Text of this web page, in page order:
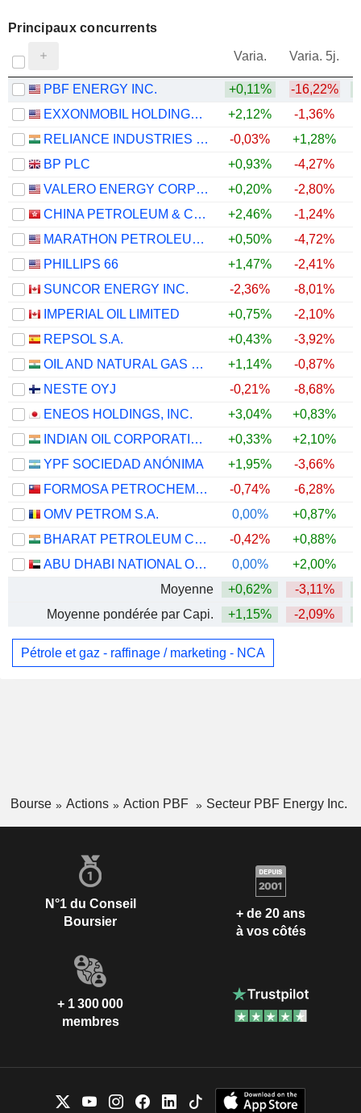
Principaux concurrents
Varia. Varia. 5j.
PBF ENERGY INC.
+0,11% -16,22%
EXXONMOBIL HOLDINGS CORPORATION
+2,12% -1,36%
RELIANCE INDUSTRIES LTD
-0,03% +1,28%
BP PLC
+0,93% -4,27%
VALERO ENERGY CORPORATION
+0,20% -2,80%
CHINA PETROLEUM & CHEMICAL CORPORATION
+2,46% -1,24%
MARATHON PETROLEUM CORPORATION
+0,50% -4,72%
PHILLIPS 66
+1,47% -2,41%
SUNCOR ENERGY INC.
-2,36% -8,01%
IMPERIAL OIL LIMITED
+0,75% -2,10%
REPSOL S.A.
+0,43% -3,92%
OIL AND NATURAL GAS CORPORATION LIMITED
+1,14% -0,87%
NESTE OYJ
-0,21% -8,68%
ENEOS HOLDINGS, INC.
+3,04% +0,83%
INDIAN OIL CORPORATION LIMITED
+0,33% +2,10%
YPF SOCIEDAD ANÓNIMA
+1,95% -3,66%
FORMOSA PETROCHEMICAL CORPORATION
-0,74% -6,28%
OMV PETROM S.A.
0,00% +0,87%
BHARAT PETROLEUM CORPORATION LIMITED
-0,42% +0,88%
ABU DHABI NATIONAL OIL COMPANY FOR DISTRIBUTION
0,00% +2,00%
Moyenne
+0,62% -3,11%
Moyenne pondérée par Capi.
+1,15% -2,09%
Pétrole et gaz - raffinage / marketing - NCA
Bourse Actions Action PBF Secteur PBF Energy Inc.
N°1 du Conseil
Boursier
+ de 20 ans
à vos côtés
+ 1 300 000
membres